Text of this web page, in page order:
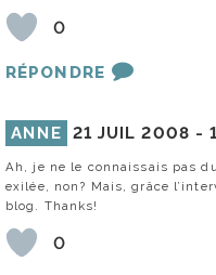
0
RÉPONDRE
ANNE 21 JUIL 2008 -
Ah, je ne le connaissais pas
exilée, non? Mais, grâce
blog. Thanks!
0